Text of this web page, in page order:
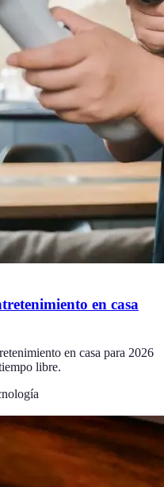
en casa
en casa para 2026
libre.